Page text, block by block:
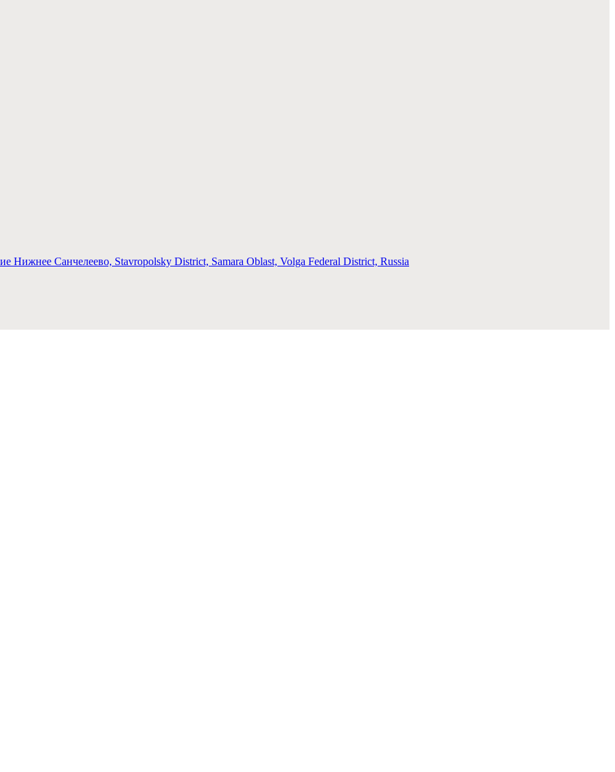
Нижнее Санчелеево, Stavropolsky District, Samara Oblast, Volga Federal District, Russia